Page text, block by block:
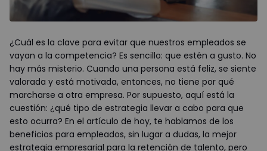
¿Cuál es la clave para evitar que nuestros empleados se
vayan a la competencia? Es sencillo: que estén a gusto. No
hay más misterio. Cuando una persona está feliz, se siente
valorada y está motivada, entonces, no tiene por qué
marcharse a otra empresa. Por supuesto, aquí está la
cuestión: ¿qué tipo de estrategia llevar a cabo para que
esto ocurra? En el artículo de hoy, te hablamos de los
beneficios para empleados, sin lugar a dudas, la mejor
estrategia empresarial para la retención de talento, pero